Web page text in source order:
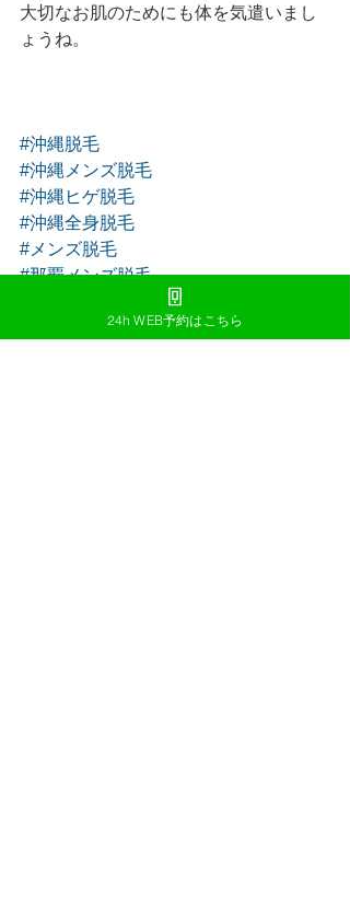
大切なお肌のためにも体を気遣いまし
ょうね。
#沖縄脱毛
#沖縄メンズ脱毛
#沖縄ヒゲ脱毛
#沖縄全身脱毛
#メンズ脱毛
#那覇メンズ脱毛
24h WEB予約はこちら